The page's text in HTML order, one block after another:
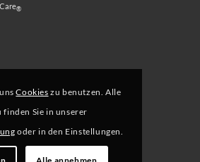
®
Cookies zu benutzen. Alle
finden Sie in unserer
oder in den Einstellungen.